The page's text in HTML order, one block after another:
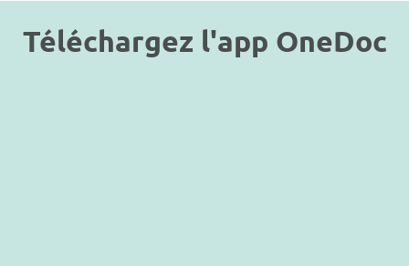
Téléchargez l'app OneDoc